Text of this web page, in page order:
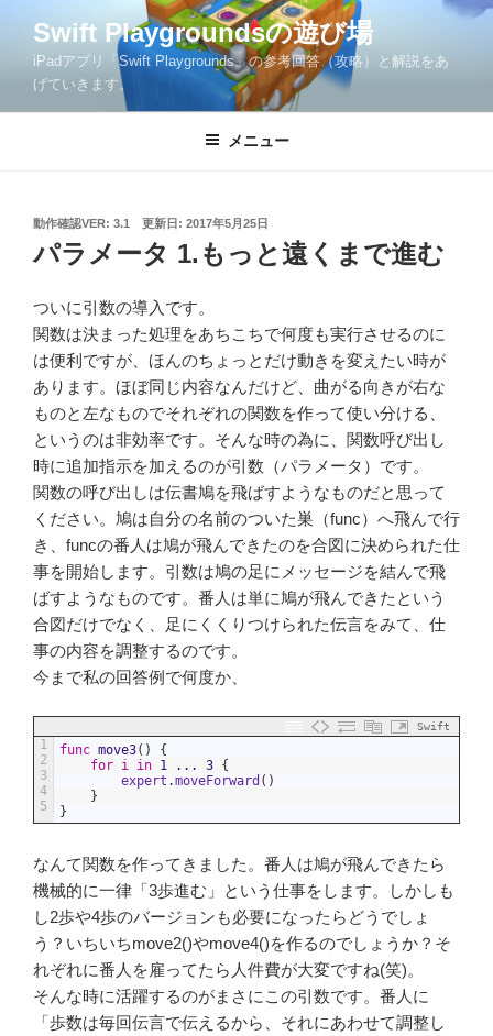
ツ
Swift Playgroundsの遊び場
iPadアプリ「Swift Playgrounds」の参考回答（攻略）と解説をあ
げていきます。
メニュー
動作確認VER: 3.1 更新日: 投
稿
日:
2017年5月25日
パラメータ 1.もっと遠くまで進む
ついに引数の導入です。
関数は決まった処理をあちこちで何度も実行させるのに
は便利ですが、ほんのちょっとだけ動きを変えたい時が
あります。ほぼ同じ内容なんだけど、曲がる向きが右な
ものと左なものでそれぞれの関数を作って使い分ける、
というのは非効率です。そんな時の為に、関数呼び出し
時に追加指示を加えるのが引数（パラメータ）です。
関数の呼び出しは伝書鳩を飛ばすようなものだと思って
ください。鳩は自分の名前のついた巣（func）へ飛んで行
き、funcの番人は鳩が飛んできたのを合図に決められた仕
事を開始します。引数は鳩の足にメッセージを結んで飛
ばすようなものです。番人は単に鳩が飛んできたという
合図だけでなく、足にくくりつけられた伝言をみて、仕
事の内容を調整するのです。
今まで私の回答例で何度か、
Swift
1
2
3
4
5
func move3( )
{
for i in 1 ... 3 {
expert .moveForward ( )
}
}
なんて関数を作ってきました。番人は鳩が飛んできたら
機械的に一律「3歩進む」という仕事をします。しかしも
し2歩や4歩のバージョンも必要になったらどうでしょ
う？いちいちmove2()やmove4()を作るのでしょうか？そ
れぞれに番人を雇ってたら人件費が大変ですね(笑)。
そんな時に活躍するのがまさにこの引数です。番人に
「歩数は毎回伝言で伝えるから、それにあわせて調整し